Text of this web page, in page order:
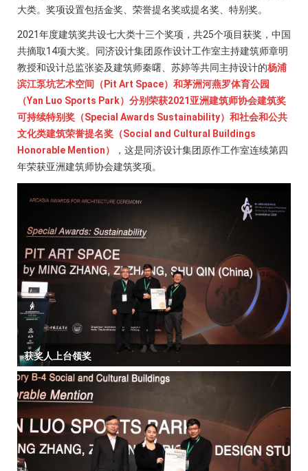
大类。奖项设置包括金奖、荣誉提名奖或提名奖、特别奖。
2021年度建筑奖共设七大类十三个奖项，共25个项目获奖，中国
共摘取14项大奖。同济设计集团原作设计工作室主持建筑师章明
教授和设计总监张姿及建筑师秦曙、苏婷等共同主持设计的杨浦
滨江泵坑艺术空间（Pit Art Space）和茅洲河燕罗体育公园
（Yan Luo Sports Park）分别荣获2021亚洲建筑师协会建筑奖
可持续特别奖（Special Awards Sustainability）和社会和公共
文化类建筑荣誉提名奖（Social and Cultural Buildings
Honorable Mention）
，这是同济设计集团原作工作室连续第四
年荣获亚洲建筑师协会建筑奖项。